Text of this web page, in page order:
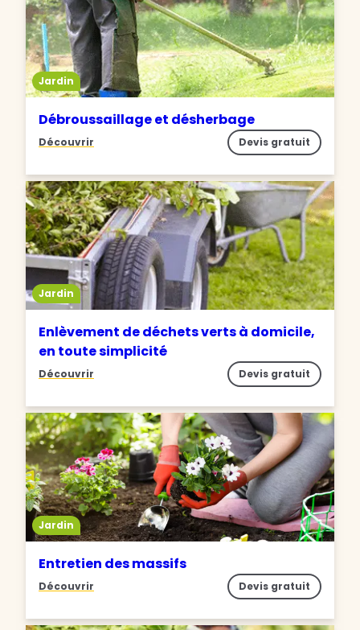
Jardin
Débroussaillage et désherbage
Découvrir Devis gratuit
Jardin
Enlèvement de déchets verts à domicile,
en toute simplicité
Découvrir Devis gratuit
Jardin
Entretien des massifs
Découvrir Devis gratuit